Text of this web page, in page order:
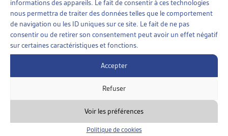
informations des appareils. Le fait de consentir à ces technologies
nous permettra de traiter des données telles que le comportement
de navigation ou les ID uniques sur ce site. Le fait de ne pas
consentir ou de retirer son consentement peut avoir un effet négatif
sur certaines caractéristiques et fonctions.
Accepter
Refuser
Voir les préférences
Politique de cookies
ENJEUX SOCIAUX»ENDETTEMENT ET
SURENDETTEMENT »GÉNÉRALITÉS
DÉSENDETTER POUR POUVOIR INSÉRER
Daniel Monnin, journée d’automne 2010
Généralités ARTIAS